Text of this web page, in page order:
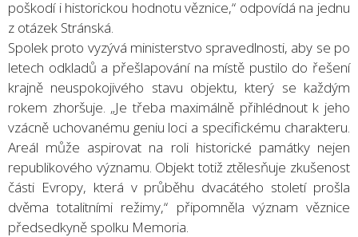
poškodí i historickou hodnotu věznice,“ odpovídá na jednu
z otázek Stránská.
Spolek proto vyzývá ministerstvo spravedlnosti, aby se po
letech odkladů a přešlapování na místě pustilo do řešení
krajně neuspokojivého stavu objektu, který se každým
rokem zhoršuje. „Je třeba maximálně přihlédnout k jeho
vzácně uchovanému geniu loci a specifickému charakteru.
Areál může aspirovat na roli historické památky nejen
republikového významu. Objekt totiž ztělesňuje zkušenost
části Evropy, která v průběhu dvacátého století prošla
dvěma totalitními režimy,“ připomněla význam věznice
předsedkyně spolku Memoria.